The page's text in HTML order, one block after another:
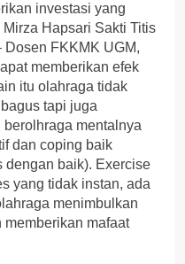
investasi yang
Mirza Hapsari Sakti Titis
Dosen FKKMK UGM,
memberikan efek
itu olahraga tidak
tapi juga
mentalnya
dan coping baik
dengan baik). Exercise
yang tidak instan, ada
menimbulkan
memberikan mafaat